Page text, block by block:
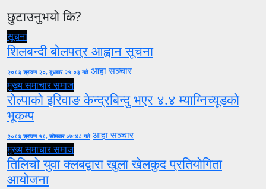
छुटाउनुभयो कि?
सूचना
शिलबन्दी बोलपत्र आह्वान सूचना
२०८३ श्रावण २०, बुधबार २१:०३ गते आहा सञ्चार
मुख्य समाचारसमाज
रोल्पाको इरिवाङ केन्द्रबिन्दु भएर ४.४ म्याग्निच्यूडको
भूकम्प
२०८३ श्रावण १८, सोमबार ०७:४८ गते आहा सञ्चार
मुख्य समाचारसमाज
तिलिचो युवा क्लबद्वारा खुला खेलकुद प्रतियोगिता
आयोजना